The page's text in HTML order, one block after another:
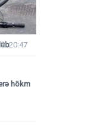
20:47
hökm